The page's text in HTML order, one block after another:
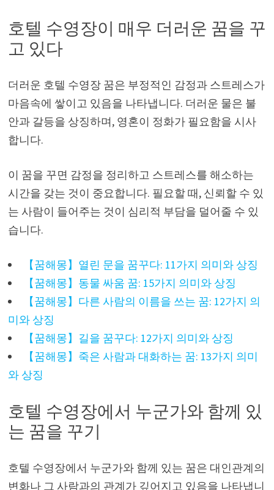
호텔 수영장이 매우 더러운 꿈을 꾸
고 있다
더러운 호텔 수영장 꿈은 부정적인 감정과 스트레스가
마음속에 쌓이고 있음을 나타냅니다. 더러운 물은 불
안과 갈등을 상징하며, 영혼이 정화가 필요함을 시사
합니다.
이 꿈을 꾸면 감정을 정리하고 스트레스를 해소하는
시간을 갖는 것이 중요합니다. 필요할 때, 신뢰할 수 있
는 사람이 들어주는 것이 심리적 부담을 덜어줄 수 있
습니다.
【꿈해몽】열린 문을 꿈꾸다: 11가지 의미와 상징
【꿈해몽】동물 싸움 꿈: 15가지 의미와 상징
【꿈해몽】다른 사람의 이름을 쓰는 꿈: 12가지 의
미와 상징
【꿈해몽】길을 꿈꾸다: 12가지 의미와 상징
【꿈해몽】죽은 사람과 대화하는 꿈: 13가지 의미
와 상징
호텔 수영장에서 누군가와 함께 있
는 꿈을 꾸기
호텔 수영장에서 누군가와 함께 있는 꿈은 대인관계의
변화나 그 사람과의 관계가 깊어지고 있음을 나타냅니